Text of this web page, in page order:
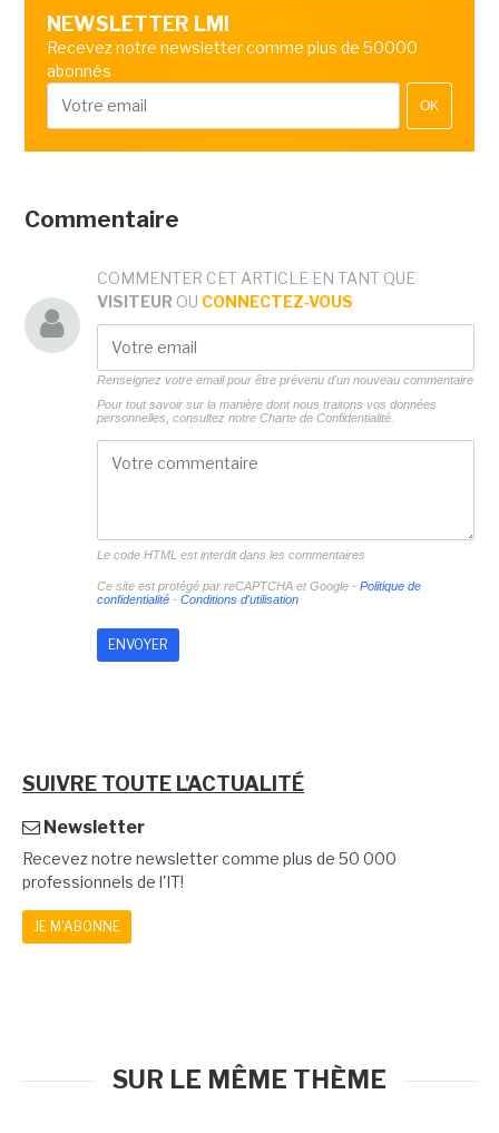
NEWSLETTER LMI
Recevez notre newsletter comme plus de 50000
abonnés
OK
Commentaire
COMMENTER CET ARTICLE EN TANT QUE
VISITEUR OU CONNECTEZ-VOUS
Renseignez votre email pour être prévenu d'un nouveau commentaire
Pour tout savoir sur la manière dont nous traitons vos données
personnelles, consultez notre Charte de Confidentialité.
Le code HTML est interdit dans les commentaires
Ce site est protégé par reCAPTCHA et Google - Politique de
confidentialité- Conditions d'utilisation
SUIVRE TOUTE L'ACTUALITÉ
Newsletter
Recevez notre newsletter comme plus de 50 000
professionnels de l'IT!
JE M'ABONNE
SUR LE MÊME THÈME